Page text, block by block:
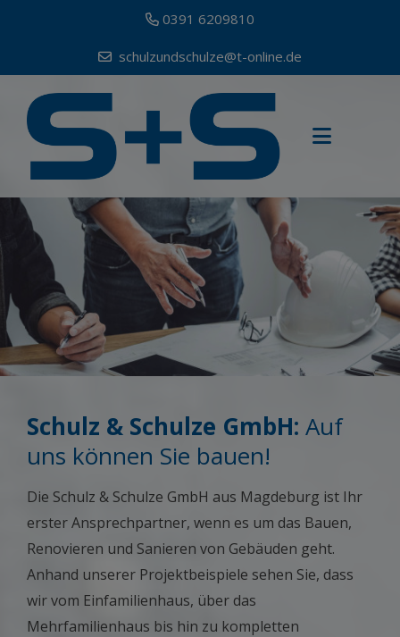
0391 6209810
schulzundschulze@t-online.de
Schulz & Schulze GmbH: Auf
uns können Sie bauen!
Die Schulz & Schulze GmbH aus Magdeburg ist Ihr
erster Ansprechpartner, wenn es um das Bauen,
Renovieren und Sanieren von Gebäuden geht.
Anhand unserer Projektbeispiele sehen Sie, dass
wir vom Einfamilienhaus, über das
Mehrfamilienhaus bis hin zu kompletten